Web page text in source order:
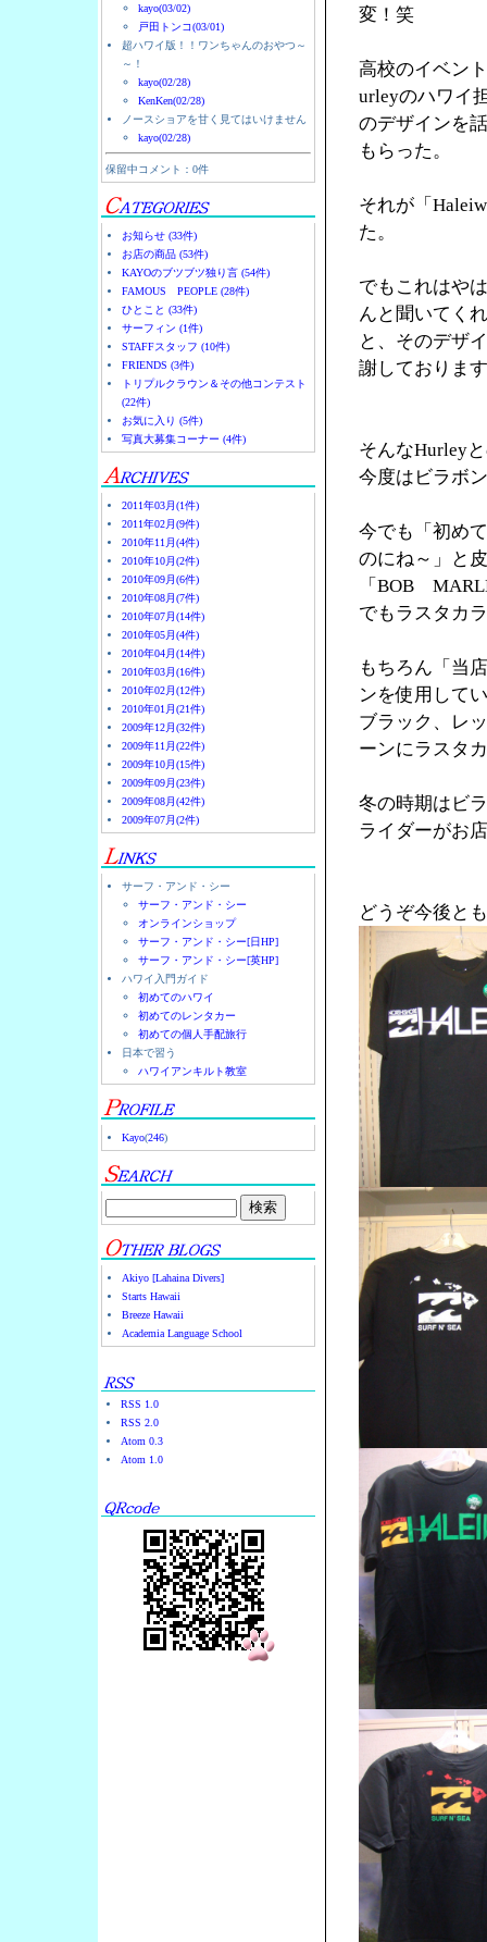
kayo(03/02)
戸田トンコ(03/01)
超ハワイ版！！ワンちゃんのおやつ～
～！
kayo(02/28)
KenKen(02/28)
ノースショアを甘く見てはいけません
kayo(02/28)
保留中コメント：0件
お知らせ (33件)
お店の商品 (53件)
KAYOのブツブツ独り言 (54件)
FAMOUS PEOPLE (28件)
ひとこと (33件)
サーフィン (1件)
STAFFスタッフ (10件)
FRIENDS (3件)
トリプルクラウン＆その他コンテスト
(22件)
お気に入り (5件)
写真大募集コーナー (4件)
2011年03月(1件)
2011年02月(9件)
2010年11月(4件)
2010年10月(2件)
2010年09月(6件)
2010年08月(7件)
2010年07月(14件)
2010年05月(4件)
2010年04月(14件)
2010年03月(16件)
2010年02月(12件)
2010年01月(21件)
2009年12月(32件)
2009年11月(22件)
2009年10月(15件)
2009年09月(23件)
2009年08月(42件)
2009年07月(2件)
サーフ・アンド・シー
サーフ・アンド・シー
オンラインショップ
サーフ・アンド・シー[日HP]
サーフ・アンド・シー[英HP]
ハワイ入門ガイド
初めてのハワイ
初めてのレンタカー
初めての個人手配旅行
日本で習う
ハワイアンキルト教室
Kayo(246)
Akiyo [Lahaina Divers]
Starts Hawaii
Breeze Hawaii
Academia Language School
RSS 1.0
RSS 2.0
Atom 0.3
Atom 1.0
変！笑
高校のイベン
urleyのハワイ
のデザインを
もらった。
それが「
た。
でもこれはや
んと聞いてく
と、そのデザ
謝しておりま
そんなHurley
今度はビラボ
今でも「初め
のにね～」と
「BOB
でもラスタカ
もちろん「当
ンを使用して
ブラック、レ
ーンにラスタ
冬の時期はビ
ライダーがお
どうぞ今後と